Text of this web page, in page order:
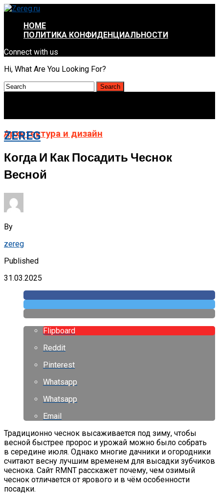
HOME
ПОЛИТИКА КОНФИДЕНЦИАЛЬНОСТИ
Connect with us
Hi, What Are You Looking For?
ZEREG
Архитектура и дизайн
Когда И Как Посадить Чеснок
Весной
By
zereg
Published
31.03.2025
Flipboard
Reddit
Pinterest
Whatsapp
Whatsapp
Email
Традиционно чеснок высаживается под зиму, чтобы
весной быстрее пророс и урожай можно было собрать
в середине июля. Однако многие дачники и огородники
считают весну лучшим временем для высадки зубчиков
чеснока. Сайт RMNT расскажет почему, чем озимый
чеснок отличается от ярового и в чём особенности
посадки.